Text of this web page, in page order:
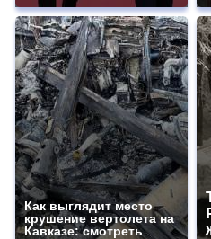
Как выглядит место
крушение вертолета на
Кавказе: смотреть